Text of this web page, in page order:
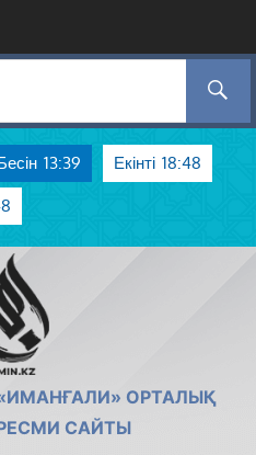
13:39 Екінті 18:48
ОРТАЛЫҚ
САЙТЫ